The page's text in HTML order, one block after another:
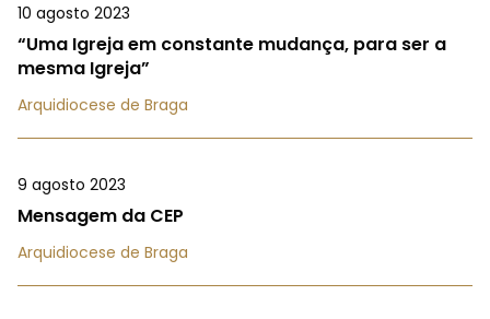
10 agosto 2023
“Uma Igreja em constante mudança, para ser a
mesma Igreja”
Arquidiocese de Braga
9 agosto 2023
Mensagem da CEP
Arquidiocese de Braga